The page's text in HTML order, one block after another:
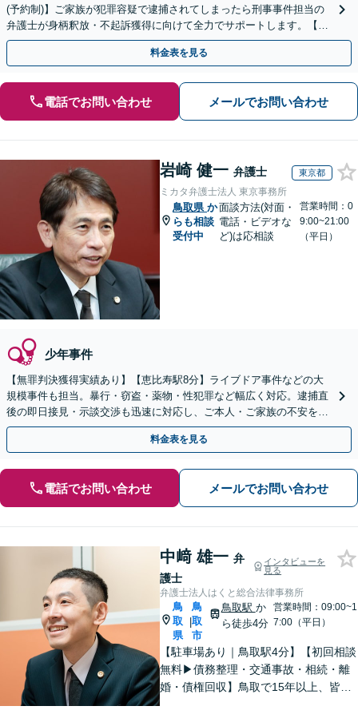
(予約制)】ご家族が犯罪容疑で逮捕されてしまったら刑事事件担当の
弁護士が身柄釈放・不起訴獲得に向けて全力でサポートします。【毎
月100名以上の相談実績】【全国対応】
料金表を見る
電話でお問い合わせ メールでお問い合わせ
岩崎 健一 弁護士 東京都
ミカタ弁護士法人 東京事務所
鳥取県 か
らも相談
受付中
面談方法(対面・
電話・ビデオな
ど)は応相談
営業時間：0
9:00~21:00
（平日）
少年事件
【無罪判決獲得実績あり】【恵比寿駅8分】ライブドア事件などの大
規模事件も担当。暴行・窃盗・薬物・性犯罪など幅広く対応。逮捕直
後の即日接見・示談交渉も迅速に対応し、ご本人・ご家族の不安を最
小限に抑えます。【初回相談可能】【WEB面談可能】
料金表を見る
電話でお問い合わせ メールでお問い合わせ
中﨑 雄一 弁
護士
インタビューを
見る
弁護士法人はくと総合法律事務所
鳥
取
県
|
鳥
取
市
鳥取駅 か
ら徒歩4分
営業時間：09:00~1
7:00（平日）
【駐車場あり｜鳥取駅4分】【初回相談
無料▶︎債務整理・交通事故・相続・離
婚・債権回収】鳥取で15年以上、皆さ